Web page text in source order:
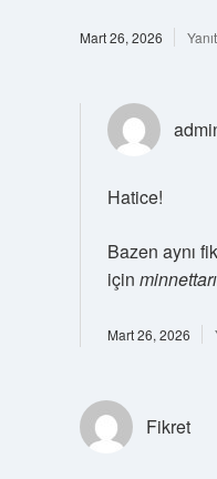
Mart 26, 2026
Hatice!
Bazen aynı
için
Mart 26, 2026
Fikret